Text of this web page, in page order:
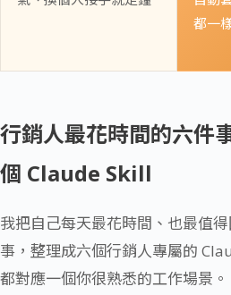
都一
行銷人最花時間的六件
個 Claude Skill
我把自己每天最花時間、也最值
事，整理成六個行銷人專屬的
都對應一個你很熟悉的工作場景。